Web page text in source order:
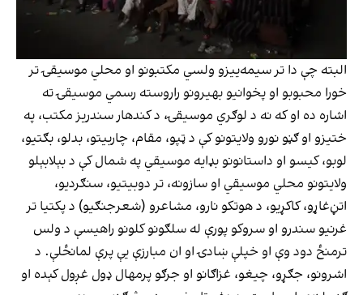
البته چې دا تر سیمه‌ییزو ولسي مکتبونو او محلي موسیقۍ تر
خورا محبوبو او پخوانیو بهیرونو راروسته رسمي موسیقۍ ته
اشاره ده او که نه د لوګري موسیقۍ، د کندهار سندریز مکتب، په
ختیزو او ګڼو نورو ولایتونو کې د ټپو، مقام، چاربیتو، بدلو، بګتیو،
لوبو، کیسو او داستانونو بډایه موسیقي په شمال کې د بېلابېلو
ولایتونو محلي موسیقي او سازونه، تر دوبیتیو، سنګردیو،
اتڼ‌غاړو، کاکړیو، د هوتکو نارو، مشاعرو (شعرجنګیو) د پکتیا تر
غرنیو سندرو او سروکو پورې له سلګونو کلونو راهیسې د ولس
ترمنځ دود وې او خپلې ښادۍ او ان مبارزې یې پرې لمانځلې. د
اشرونو، جګړو، چیغو، غزاګانو او جرګو پرمهال ډول غږول کېده او